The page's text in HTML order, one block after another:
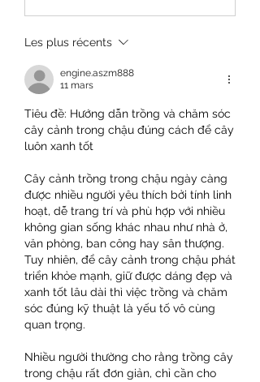
Les plus récents
engine.aszm888
11 mars
Tiêu đề: Hướng dẫn trồng và chăm sóc
cây cảnh trong chậu đúng cách để cây
luôn xanh tốt
Cây cảnh trồng trong chậu ngày càng
được nhiều người yêu thích bởi tính linh
hoạt, dễ trang trí và phù hợp với nhiều
không gian sống khác nhau như nhà ở,
văn phòng, ban công hay sân thượng.
Tuy nhiên, để cây cảnh trong chậu phát
triển khỏe mạnh, giữ được dáng đẹp và
xanh tốt lâu dài thì việc trồng và chăm
sóc đúng kỹ thuật là yếu tố vô cùng
quan trọng.
Nhiều người thường cho rằng trồng cây
trong chậu rất đơn giản, chỉ cần cho